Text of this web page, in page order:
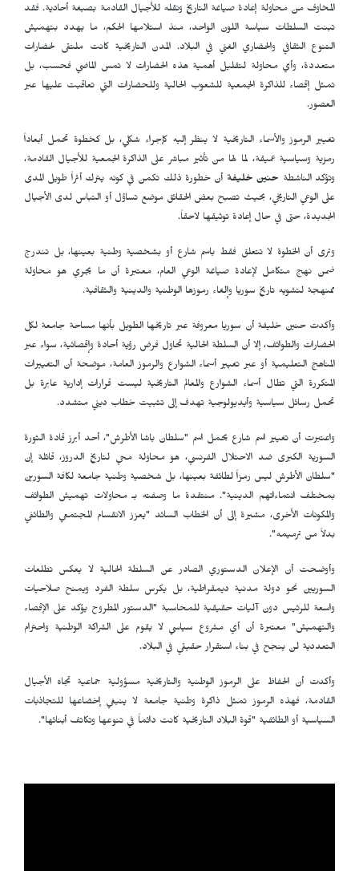
المخاوف من محاولة إعادة صياغة التاريخ ونقله للأجيال القادمة بصبغة أحادية. فقد
تبنت السلطات سياسة اللون الواحد، منذ استلامها الحكم، ما يهدد بتهميش
التنوع الثقافي والحضاري الغني في البلاد. المدن التاريخية كانت ملتقى لحضارات
متعددة، وأي محاولة لتقليل أهمية هذه الحضارات لا تمس الماضي فحسب، بل
تمثل إقصاء للذاكرة الجمعية للشعوب الحالية وللحضارات التي تعاقبت عليها عبر
العصور.
تغيير الرموز والأسماء التاريخية لا ينظر إليه كإجراء شكلي، بل كخطوة تحمل أبعاداً
رمزية وسياسية عميقة، لما لها من تأثير مباشر على الذاكرة الجمعية للأجيال القادمة،
وتؤكد الناشطة حنين خليفة أن خطورة ذلك تكمن في كونه يترك أثراً طويل المدى
على الوعي التاريخي، بحيث تصبح بعض الحقائق موضع تساؤل أو التباس لدى الأجيال
الجديدة، حتى في حال إعادة توثيقها لاحقاً.
وترى أن الخطوة لا تتعلق فقط باسم شارع أو بشخصية وطنية بعينها، بل تندرج
ضمن نهج متكامل لإعادة صياغة الوعي العام، معتبرة أن ما يجري هو محاولة
ممنهجة لتشويه تاريخ سوريا وإلغاء رموزها الوطنية والدينية والثقافية.
وأكدت حنين خليفة أن سوريا معروفة عبر تاريخها الطويل بأنها مساحة جامعة لكل
الحضارات والطوائف، إلا أن السلطة الحالية تحاول فرض رؤية أحادة وإقصائية، سواء عبر
المناهج التعليمية أو عبر تغيير أسماء الشوارع والرموز العامة، موضحة أن التغييرات
المتكررة التي تطال أسماء الشوارع والمعالم التاريخية ليست قرارات إدارية عابرة بل
تحمل رسائل سياسية وأيديولوجية تهدف إلى تثبيت خطاب ديني متشدد.
واعتبرت أن تغيير اسم شارع يحمل اسم "سلطان باشا الأطرش"، أحد أبرز قادة الثورة
السورية الكبرى ضد الاحتلال الفرنسي، هو محاولة محي لتاريخ الدروز، قائلة إن
"سلطان الأطرش ليس رمزاً لطائفة بعينها، بل شخصية وطنية جامعة لكافة السورين
بمختلف انتماءاتهم الدينية". منتقدة ما وصفته بـ محاولات تهميش الطوائف
والمكونات الأخرى، مشيرة إلى أن الخطاب السائد "يعزز الانقسام المجتمعي والطائفي
بدلاً من ترميمه".
وأوضحت أن الإعلان الدستوري الصادر عن السلطة الحالية لا يعكس تطلعات
السوريين نحو دولة مدنية ديمقراطية، بل يكرس سلطة الفرد ويمنح صلاحيات
واسعة للرئيس دون آليات حقيقية للمحاسبة "الدستور المطروح يؤكد على الإقصاء
والتهميش" معتبرة أن أي مشروع سياسي لا يقوم على الشراكة الوطنية واحترام
التعددية لن ينجح في بناء استقرار حقيقي في البلاد.
وأكدت أن الحفاظ على الرموز الوطنية والتاريخية مسؤولية جماعية تجاه الأجيال
القادمة، فهذه الرموز تمثل ذاكرة وطنية جامعة لا ينبغي إخضاعها للتجاذبات
السياسية أو الطائفية "قوة البلاد التاريخية كانت دائماً في تنوعها وتكاتف أبنائها".